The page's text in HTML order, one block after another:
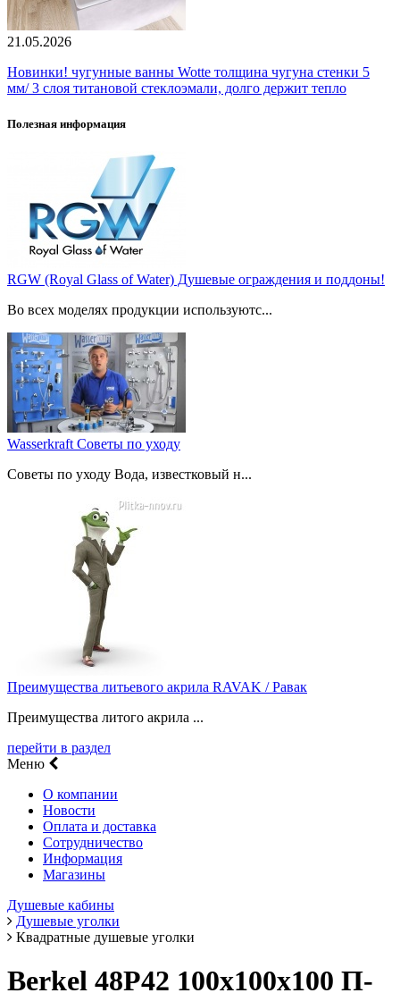
21.05.2026
Новинки! чугунные ванны Wotte толщина чугуна стенки 5
мм/ 3 слоя титановой стеклоэмали, долго держит тепло
Полезная информация
RGW (Royal Glass of Water) Душевые ограждения и поддоны!
Во всех моделях продукции используютс...
Wasserkraft Советы по уходу
Советы по уходу Вода, известковый н...
Преимущества литьевого акрила RAVAK / Равак
Преимущества литого акрила ...
перейти в раздел
Меню
О компании
Новости
Оплата и доставка
Сотрудничество
Информация
Магазины
Душевые кабины
Душевые уголки
Квадратные душевые уголки
Berkel 48P42 100х100х100 П-